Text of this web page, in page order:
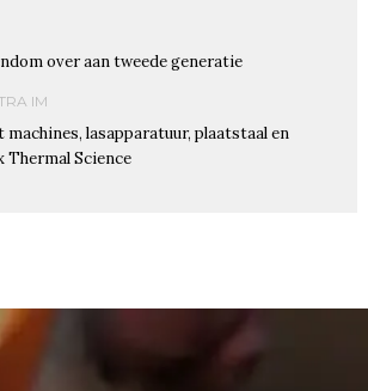
over aan tweede generatie
IM
lasapparatuur, plaatstaal en
Thermal Science